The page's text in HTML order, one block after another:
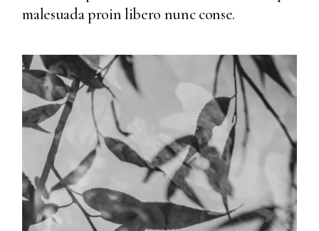
malesuada proin libero nunc conse.